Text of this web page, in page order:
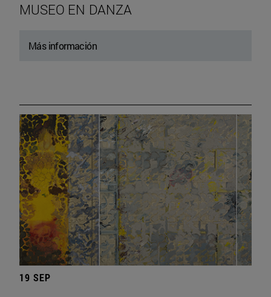
MUSEO EN DANZA
Más información
19 SEP